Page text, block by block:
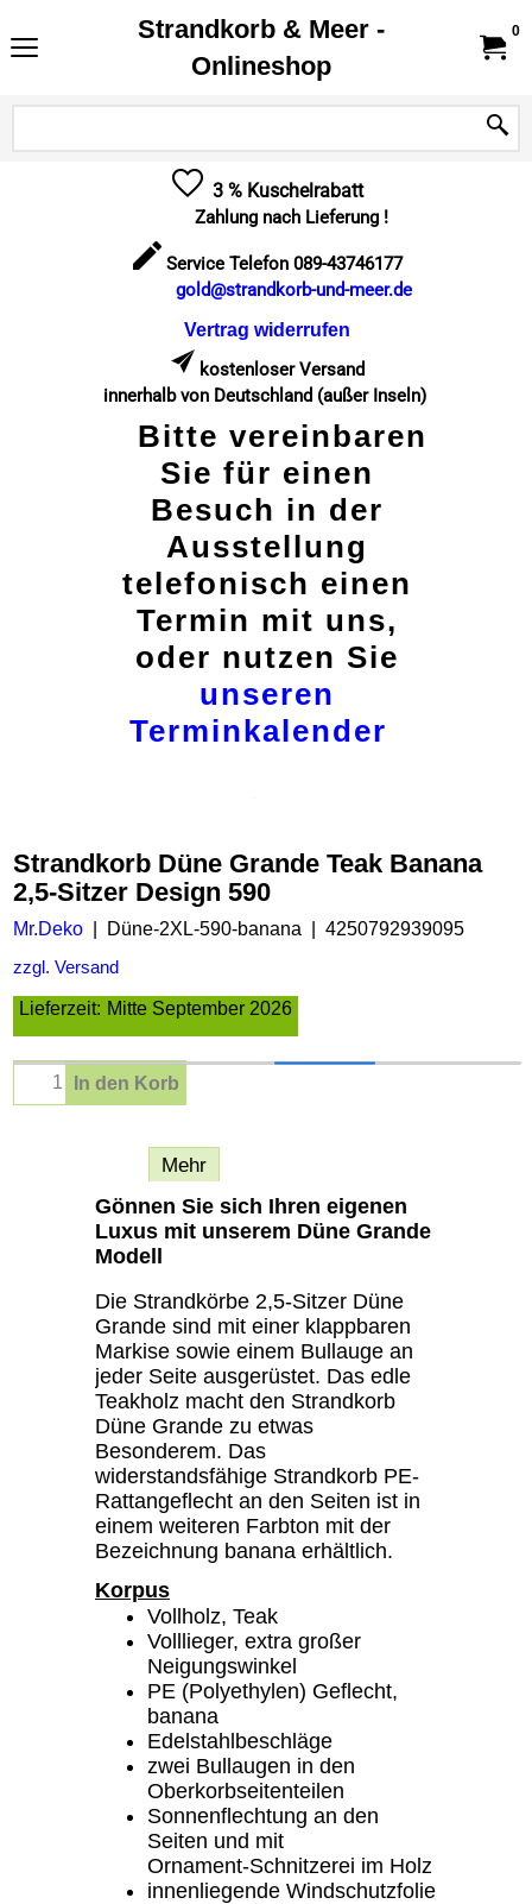
Strandkorb & Meer -
Onlineshop
0
3 % Kuschelrabatt
Zahlung nach Lieferung !
Service Telefon 089-43746177
gold@strandkorb-und-meer.de
Vertrag widerrufen
kostenloser Versand
innerhalb von Deutschland (außer Inseln)
Bitte vereinbaren
Sie für einen
Besuch in der
Ausstellung
telefonisch einen
Termin mit uns,
oder nutzen Sie
unseren
Terminkalender
Strandkorb Düne Grande Teak Banana
2,5-Sitzer Design 590
Mr.Deko Düne-2XL-590-banana 4250792939095
zzgl. Versand
Lieferzeit: Mitte September 2026
In den Korb
Mehr
Gönnen Sie sich Ihren eigenen
Luxus mit unserem Düne Grande
Modell
Die Strandkörbe 2,5-Sitzer Düne
Grande sind mit einer klappbaren
Markise sowie einem Bullauge an
jeder Seite ausgerüstet. Das edle
Teakholz macht den Strandkorb
Düne Grande zu etwas
Besonderem. Das
widerstandsfähige Strandkorb PE-
Rattangeflecht an den Seiten ist in
einem weiteren Farbton mit der
Bezeichnung banana erhältlich.
Korpus
Vollholz, Teak
Volllieger, extra großer
Neigungswinkel
PE (Polyethylen) Geflecht,
banana
Edelstahlbeschläge
zwei Bullaugen in den
Oberkorbseitenteilen
Sonnenflechtung an den
Seiten und mit
Ornament-Schnitzerei im Holz
innenliegende Windschutzfolie